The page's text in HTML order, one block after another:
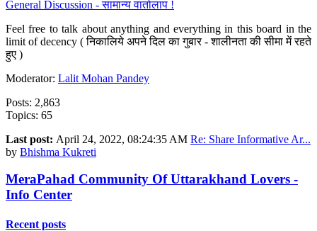
General Discussion - सामान्य वार्तालाप !
Feel free to talk about anything and everything in this board in the
limit of decency ( निकालिये अपने दिल का गुबार - शालीनता की सीमा में रहते
हुए )
Moderator: Lalit Mohan Pandey
Posts: 2,863
Topics: 65
Last post: April 24, 2022, 08:24:35 AM Re: Share Informative Ar...
by Bhishma Kukreti
MeraPahad Community Of Uttarakhand Lovers -
Info Center
Recent posts